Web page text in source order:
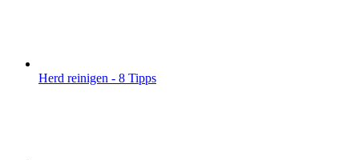
Herd reinigen - 8 Tipps